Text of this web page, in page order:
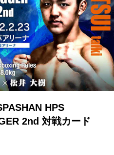
HPS
2nd 対戦カード